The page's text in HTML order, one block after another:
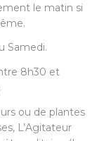
le matin si
Samedi.
8h30 et
ou de plantes
L’Agitateur